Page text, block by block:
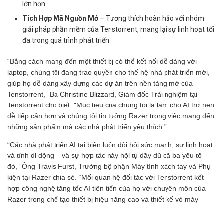
lớn hơn.
Tích Hợp Mã Nguồn Mở– Tương thích hoàn hảo với nhóm
giải pháp phần mềm của Tenstorrent, mang lại sự linh hoạt tối
đa trong quá trình phát triển.
“Bằng cách mang đến một thiết bị có thể kết nối dễ dàng với
laptop, chúng tôi đang trao quyền cho thế hệ nhà phát triển mới,
giúp họ dễ dàng xây dựng các dự án trên nền tảng mở của
Tenstorrent,” Bà Christine Blizzard, Giám đốc Trải nghiệm tại
Tenstorrent cho biết. “Mục tiêu của chúng tôi là làm cho AI trở nên
dễ tiếp cận hơn và chúng tôi tin tưởng Razer trong việc mang đến
những sản phẩm mà các nhà phát triển yêu thích.”
“Các nhà phát triển AI tại biên luôn đòi hỏi sức mạnh, sự linh hoạt
và tính di động – và sự hợp tác này hội tụ đầy đủ cả ba yếu tố
đó,” Ông Travis Furst, Trưởng bộ phận Máy tính xách tay và Phụ
kiện tại Razer chia sẻ. “Mối quan hệ đối tác với Tenstorrent kết
hợp công nghệ tăng tốc AI tiên tiến của họ với chuyên môn của
Razer trong chế tạo thiết bị hiệu năng cao và thiết kế vỏ máy